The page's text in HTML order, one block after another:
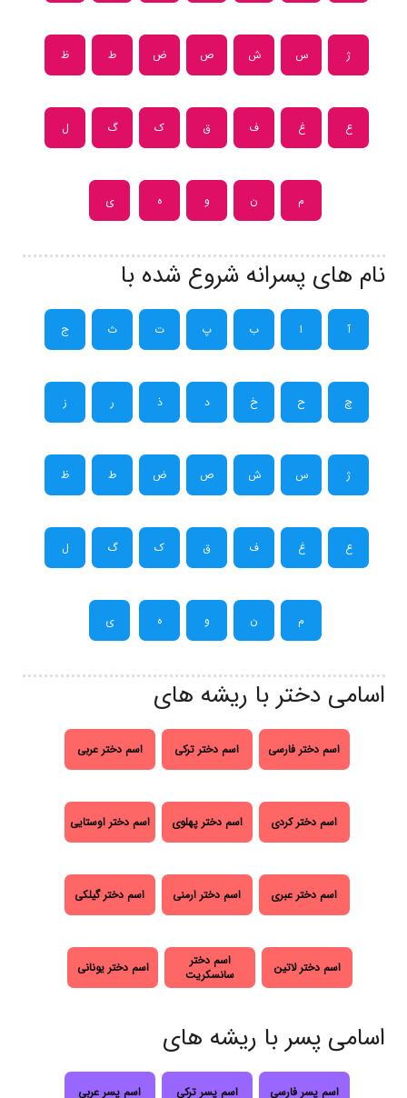
ژ س ش ص ض ط ظ
ع غ ف ق ک گ ل
م ن و ه ی
نام های پسرانه شروع شده با
آ ا ب پ ت ث ج
چ ح خ د ذ ر ز
ژ س ش ص ض ط ظ
ع غ ف ق ک گ ل
م ن و ه ی
اسامی دختر با ریشه های
اسم دختر فارسی اسم دختر ترکی اسم دختر عربی
اسم دختر کردی اسم دختر پهلوی اسم دختر اوستایی
اسم دختر عبری اسم دختر ارمنی اسم دختر گیلکی
اسم دختر لاتین
اسم دختر
سانسکریت
اسم دختر یونانی
اسامی پسر با ریشه های
اسم پسر فارسی اسم پسر ترکی اسم پسر عربی